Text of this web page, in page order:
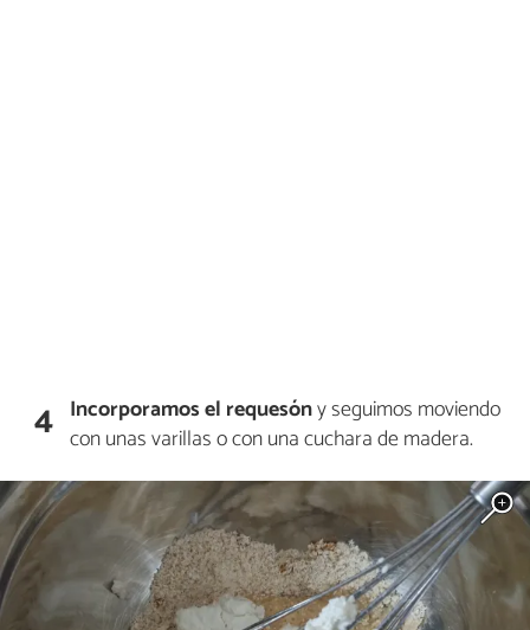
4 Incorporamos el requesóny seguimos moviendo
con unas varillas o con una cuchara de madera.